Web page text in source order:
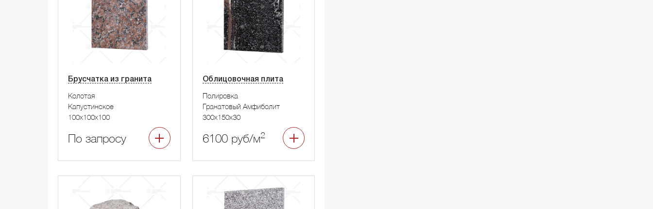
Брусчатка из гранита
Колотая
Капустинское
100x100x100
По запросу
Облицовочная плита
Полировка
Гранатовый Амфиболит
300x150x30
6100 руб/м2